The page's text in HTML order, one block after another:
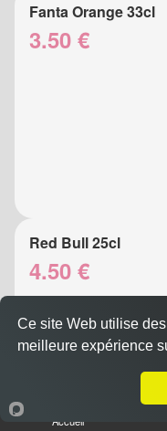
Fanta Orange 33cl
3.50 €
Red Bull 25cl
4.50 €
Accueil
Ce site Web utilise
meilleure expérience